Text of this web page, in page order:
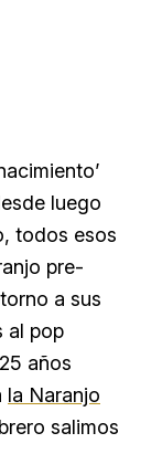
luego
todos esos
pre-
a sus
al pop
años
la Naranjo
salimos